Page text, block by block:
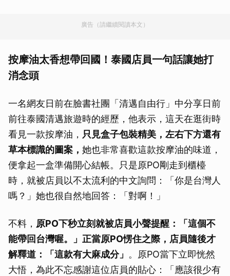
廣告（請繼續閱讀本文）
按摩油太香想帶回國！泰國店員一句話讓她打
消念頭
一名網友日前在臉書社團「清邁自由行」中分享日前
前往泰國清邁旅遊時的經歷，他表示，這天在逛街時
看見一款按摩油， 只見盒子包裝精美，左右下方還有
草本標識的圖案， 她也非常喜歡這款按摩油的味道，
便拿起一盒準備開心結帳。只是原PO剛走到櫃檯
時，就被店員以不太流利的中文詢問：「你是台灣人
嗎？」她也很自然地回答：「對啊！」
不料， 原PO下秒立刻就被店員小聲提醒：「這個不
能帶回台灣喔。」正當原PO愣住之際，店員隨後才
解釋道：「這款有大麻成分」 。原PO當下立即恍然
大悟，為此不忘感謝這位店員的貼心：「應該很少有